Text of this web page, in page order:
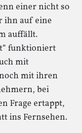
einer nicht so
ihn auf eine
auffällt.
funktioniert
mit
mit ihren
bei
Frage ertappt,
ins Fernsehen.